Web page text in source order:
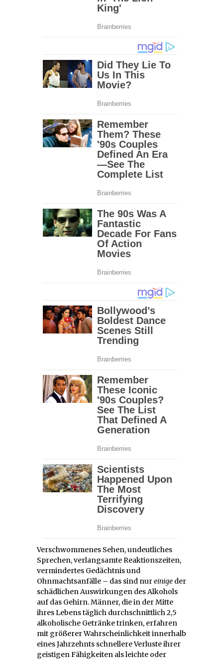
Verschwommenes Sehen, undeutliches
Sprechen, verlangsamte Reaktionszeiten,
vermindertes Gedächtnis und
Ohnmachtsanfälle – das sind nureinige der
schädlichen Auswirkungen des Alkohols
auf das Gehirn. Männer, die in der Mitte
ihres Lebens täglich durchschnittlich 2,5
alkoholische Getränke trinken, erfahren
mit größerer Wahrscheinlichkeit innerhalb
eines Jahrzehnts schnellere Verluste ihrer
geistigen Fähigkeiten als leichte oder